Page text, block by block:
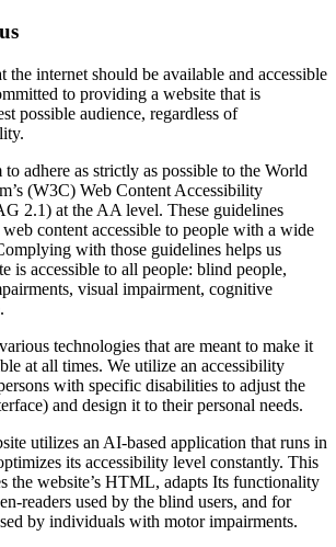
the internet should be available and accessible
to providing a website that is
possible audience, regardless of
adhere as strictly as possible to the World
(W3C) Web Content Accessibility
2.1) at the AA level. These guidelines
content accessible to people with a wide
with those guidelines helps us
is accessible to all people: blind people,
visual impairment, cognitive
technologies that are meant to make it
at all times. We utilize an accessibility
with specific disabilities to adjust the
and design it to their personal needs.
utilizes an AI-based application that runs in
its accessibility level constantly. This
the website’s HTML, adapts Its functionality
readers used by the blind users, and for
by individuals with motor impairments.